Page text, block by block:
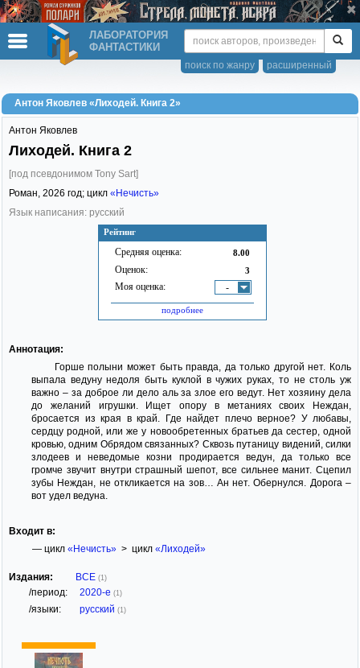
ЛАБОРАТОРИЯ
ФАНТАСТИКИ
расширенный
поиск по жанру
Антон Яковлев «Лиходей. Книга 2»
Рейтинг
Средняя оценка: 8.00
Оценок: 3
Моя оценка: -
подробнее
Антон Яковлев
Лиходей. Книга 2
[под псевдонимом Tony Sart]
Роман, 2026 год; цикл «Нечисть»
Язык написания: русский
Аннотация:
Горше полыни может быть правда, да только другой нет. Коль
выпала ведуну недоля быть куклой в чужих руках, то не столь уж
важно – за доброе ли дело аль за злое его ведут. Нет хозяину дела
до желаний игрушки. Ищет опору в метаниях своих Неждан,
бросается из края в край. Где найдет плечо верное? У любавы,
сердцу родной, или же у новообретенных братьев да сестер, одной
кровью, одним Обрядом связанных? Сквозь путаницу видений, силки
злодеев и неведомые козни продирается ведун, да только все
громче звучит внутри страшный шепот, все сильнее манит. Сцепил
зубы Неждан, не откликается на зов… Ан нет. Обернулся. Дорога –
вот удел ведуна.
Входит в:
— цикл «Нечисть»> цикл «Лиходей»
Издания: ВСЕ (1)
/период: 2020-е (1)
/языки: русский (1)